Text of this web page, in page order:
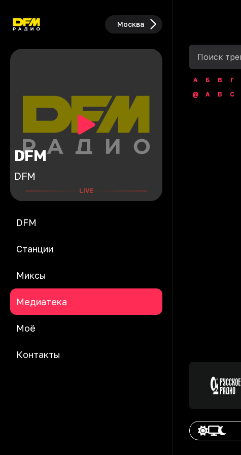
Москва
DFM
DFM
LIVE
DFM
Станции
Миксы
Медиатека
Моё
Контакты
А Б В Г
@
A B C